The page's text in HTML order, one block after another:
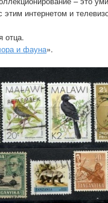
интернетом и
отца.
и фауна».